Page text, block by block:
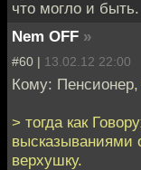
что могло и быть.
Nem OFF »
#60 | 13.02.12 22:00
Кому: Пенсионер,
> тогда как
высказываниями
верхушку.